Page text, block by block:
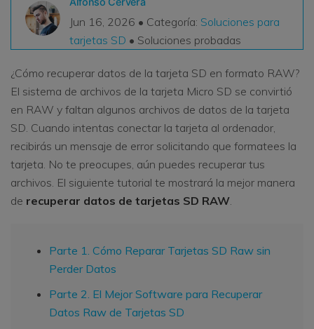
Recupera datos perdidos/eliminados gratis
Pruébalo Gratis
Otros Productos
Repairit - Reparar Datos
VER TODAS LAS FUNCIONES
search
Jun 16, 2026 • Categoría: Soluciones para
tarjetas SD • Soluciones probadas
¿Cómo recuperar datos de la tarjeta SD en formato RAW?
El sistema de archivos de la tarjeta Micro SD se convirtió
en RAW y faltan algunos archivos de datos de la tarjeta
SD. Cuando intentas conectar la tarjeta al ordenador,
recibirás un mensaje de error solicitando que formatees la
tarjeta. No te preocupes, aún puedes recuperar tus
archivos. El siguiente tutorial te mostrará la mejor manera
de recuperar datos de tarjetas SD RAW
Parte 1. Cómo Reparar Tarjetas SD Raw sin
Perder Datos
Parte 2. El Mejor Software para Recuperar
Datos Raw de Tarjetas SD